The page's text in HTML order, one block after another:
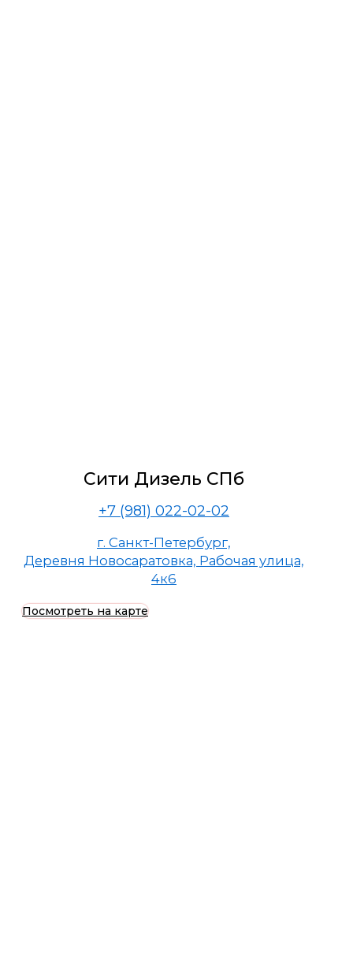
Сити Дизель СПб
+7 (981) 022-02-02
г. Санкт-Петербург,
Деревня Новосаратовка, Рабочая улица,
4к6
Посмотреть на карте